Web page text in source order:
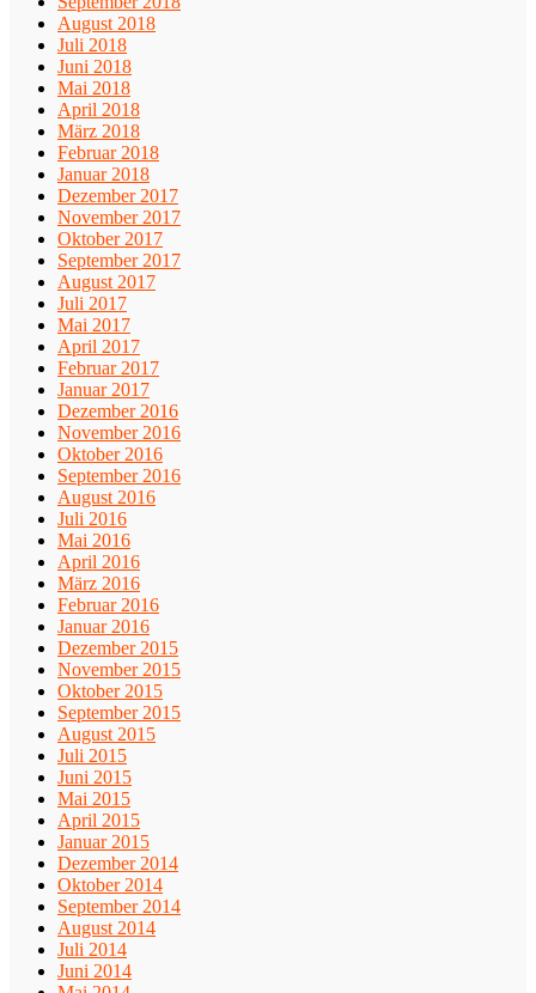
August 2018
Juli 2018
Juni 2018
Mai 2018
April 2018
März 2018
Februar 2018
Januar 2018
Dezember 2017
November 2017
Oktober 2017
September 2017
August 2017
Juli 2017
Mai 2017
April 2017
Februar 2017
Januar 2017
Dezember 2016
November 2016
Oktober 2016
September 2016
August 2016
Juli 2016
Mai 2016
April 2016
März 2016
Februar 2016
Januar 2016
Dezember 2015
November 2015
Oktober 2015
September 2015
August 2015
Juli 2015
Juni 2015
Mai 2015
April 2015
Januar 2015
Dezember 2014
Oktober 2014
September 2014
August 2014
Juli 2014
Juni 2014